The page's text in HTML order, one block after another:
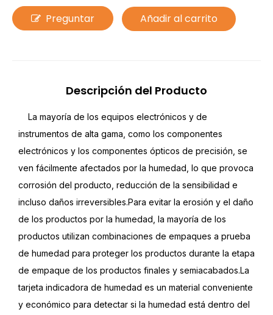
Preguntar Añadir al carrito
Descripción del Producto
La mayoría de los equipos electrónicos y de
instrumentos de alta gama, como los componentes
electrónicos y los componentes ópticos de precisión, se
ven fácilmente afectados por la humedad, lo que provoca
corrosión del producto, reducción de la sensibilidad e
incluso daños irreversibles.Para evitar la erosión y el daño
de los productos por la humedad, la mayoría de los
productos utilizan combinaciones de empaques a prueba
de humedad para proteger los productos durante la etapa
de empaque de los productos finales y semiacabados.La
tarjeta indicadora de humedad es un material conveniente
y económico para detectar si la humedad está dentro del